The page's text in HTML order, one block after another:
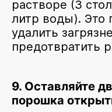
растворе (3
литр воды). Это
удалить
предотвратить
9. Оставляйте
порошка